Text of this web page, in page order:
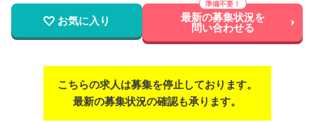
お気に入り 最新の募集状況を
問い合わせる
こちらの求人は募集を停止しております。
最新の募集状況の確認も承ります。